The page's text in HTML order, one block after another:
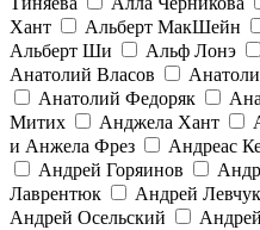
Хант
Альберт МакШейн
Альберт Ши
Альф Лонэ
Анатолий Власов
Анатолий Федоряк
Митих
Анджела Хант
и Анжела Фрез
Андреас
Андрей Горяинов
Лаврентюк
Андрей Левчук
Андрей Осельский